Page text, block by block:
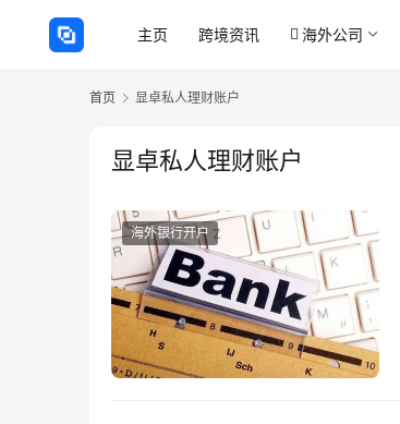
主页 跨境资讯 海外公司
首页 显卓私人理财账户
显卓私人理财账户
海外银行开户